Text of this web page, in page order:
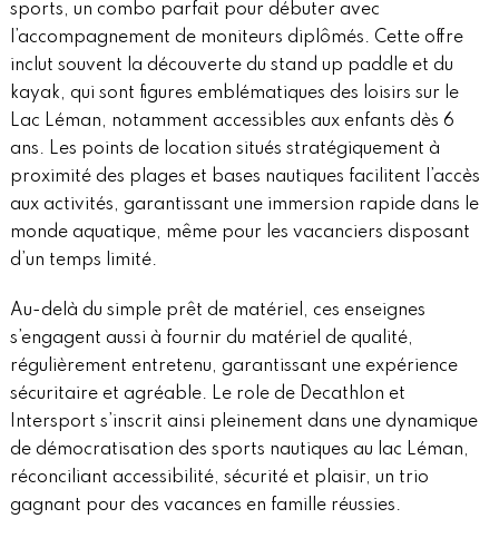
sports, un combo parfait pour débuter avec
l’accompagnement de moniteurs diplômés. Cette offre
inclut souvent la découverte du stand up paddle et du
kayak, qui sont figures emblématiques des loisirs sur le
Lac Léman, notamment accessibles aux enfants dès 6
ans. Les points de location situés stratégiquement à
proximité des plages et bases nautiques facilitent l’accès
aux activités, garantissant une immersion rapide dans le
monde aquatique, même pour les vacanciers disposant
d’un temps limité.
Au-delà du simple prêt de matériel, ces enseignes
s’engagent aussi à fournir du matériel de qualité,
régulièrement entretenu, garantissant une expérience
sécuritaire et agréable. Le role de Decathlon et
Intersport s’inscrit ainsi pleinement dans une dynamique
de démocratisation des sports nautiques au lac Léman,
réconciliant accessibilité, sécurité et plaisir, un trio
gagnant pour des vacances en famille réussies.